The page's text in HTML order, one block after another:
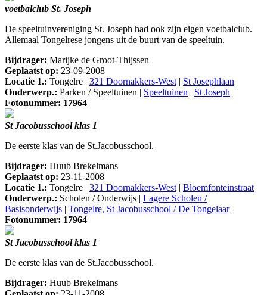
voetbalclub St. Joseph
De speeltuinvereniging St. Joseph had ook zijn eigen voetbalclub.
Allemaal Tongelrese jongens uit de buurt van de speeltuin.
Bijdrager: Marijke de Groot-Thijssen
Geplaatst op: 23-09-2008
Locatie 1.: Tongelre | 321 Doornakkers-West | St Josephlaan
Onderwerp.: Parken / Speeltuinen | Speeltuinen | St Joseph
Fotonummer: 17964
St Jacobusschool klas 1
De eerste klas van de St.Jacobusschool.
Bijdrager: Huub Brekelmans
Geplaatst op: 23-11-2008
Locatie 1.: Tongelre | 321 Doornakkers-West | Bloemfonteinstraat
Onderwerp.: Scholen / Onderwijs | Lagere Scholen /
Basisonderwijs | Tongelre, St Jacobusschool / De Tongelaar
Fotonummer: 17964
St Jacobusschool klas 1
De eerste klas van de St.Jacobusschool.
Bijdrager: Huub Brekelmans